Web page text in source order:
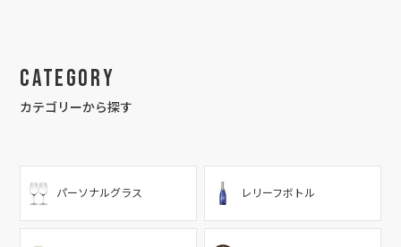
Category
カテゴリーから探す
パーソナルグラス レリーフボトル